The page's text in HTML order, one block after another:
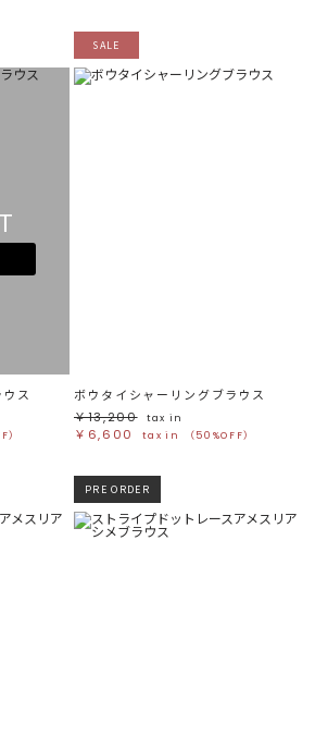
ス
）
SALE
ボウタイシャーリングブラウス
￥13,200
tax in
￥6,600 tax in （50%OFF）
PRE ORDER